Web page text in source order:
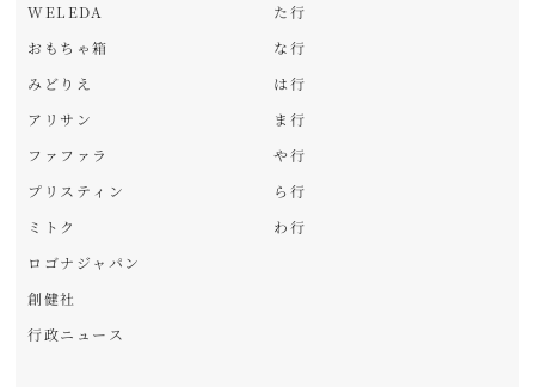
WELEDA
おもちゃ箱
みどりえ
アリサン
ファファラ
プリスティン
ミトク
ロゴナジャパン
創健社
行政ニュース
た行
な行
は行
ま行
や行
ら行
わ行